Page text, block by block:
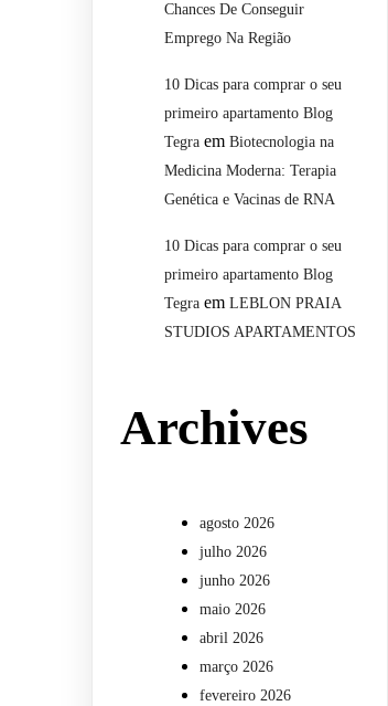
Chances De Conseguir
Emprego Na Região
10 Dicas para comprar o seu
primeiro apartamento Blog
Tegra emBiotecnologia na
Medicina Moderna: Terapia
Genética e Vacinas de RNA
10 Dicas para comprar o seu
primeiro apartamento Blog
Tegra emLEBLON PRAIA
STUDIOS APARTAMENTOS
Archives
agosto 2026
julho 2026
junho 2026
maio 2026
abril 2026
março 2026
fevereiro 2026